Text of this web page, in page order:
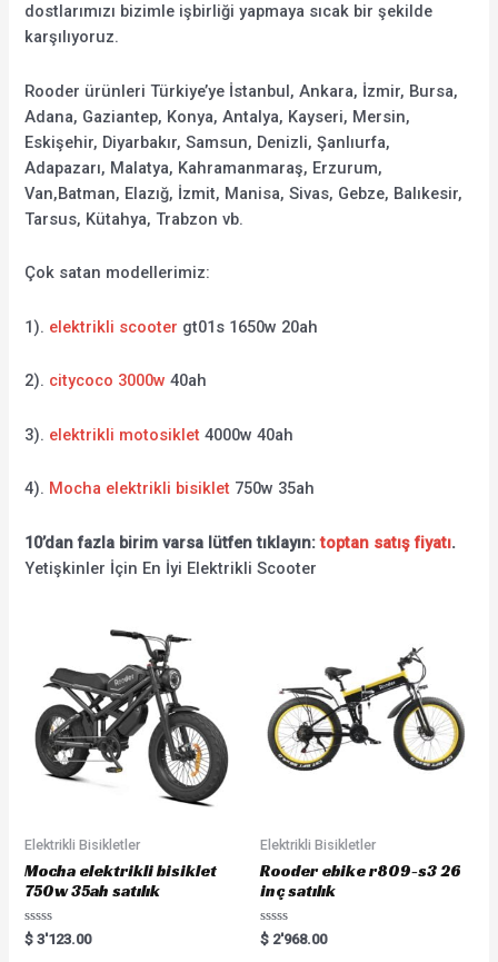
dostlarımızı bizimle işbirliği yapmaya sıcak bir şekilde
karşılıyoruz.
Rooder ürünleri Türkiye’ye İstanbul, Ankara, İzmir, Bursa,
Adana, Gaziantep, Konya, Antalya, Kayseri, Mersin,
Eskişehir, Diyarbakır, Samsun, Denizli, Şanlıurfa,
Adapazarı, Malatya, Kahramanmaraş, Erzurum,
Van,Batman, Elazığ, İzmit, Manisa, Sivas, Gebze, Balıkesir,
Tarsus, Kütahya, Trabzon vb.
Çok satan modellerimiz:
1). elektrikli scooter gt01s 1650w 20ah
2). citycoco 3000w 40ah
3). elektrikli motosiklet 4000w 40ah
4). Mocha elektrikli bisiklet 750w 35ah
10’dan fazla birim varsa lütfen tıklayın:toptan satış fiyatı.
Yetişkinler İçin En İyi Elektrikli Scooter
Elektrikli Bisikletler
Mocha elektrikli bisiklet
750w 35ah satılık
Rated
0
$ 3'123.00
Elektrikli Bisikletler
Rooder ebike r809-s3 26
inç satılık
Rated
0
$ 2'968.00